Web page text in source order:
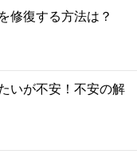
修復する方法は？
いが不安！不安の解